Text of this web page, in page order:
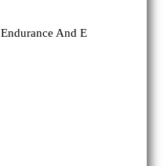
And E